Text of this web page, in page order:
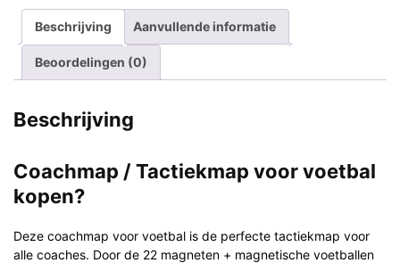
Magneten
Stift)
aantal
Beschrijving Aanvullende informatie
Beoordelingen (0)
Beschrijving
Coachmap / Tactiekmap voor voetbal
kopen?
Deze coachmap voor voetbal is de perfecte tactiekmap voor
alle coaches. Door de 22 magneten + magnetische voetballen